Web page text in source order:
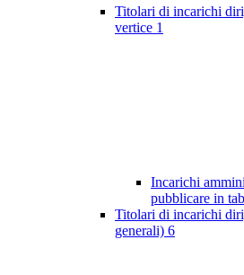
Titolari di incarichi
vertice 1
Incarichi
pubblicare in
Titolari di incarichi
generali) 6